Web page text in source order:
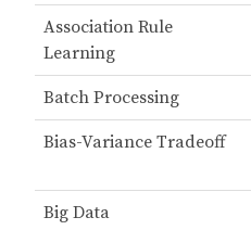
Association Rule
Learning
Batch Processing
Bias-Variance Tradeoff
Big Data